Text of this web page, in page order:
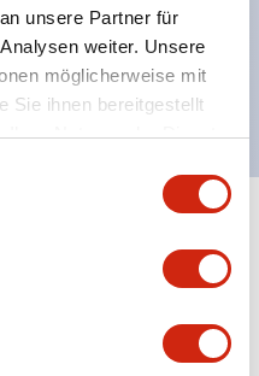
unsere Partner für
weiter. Unsere
möglicherweise mit
Sie ihnen bereitgestellt
Ihrer Nutzung der Dienste
Anzeigeleuchten).
auf Φ22 Flash-
illuminated